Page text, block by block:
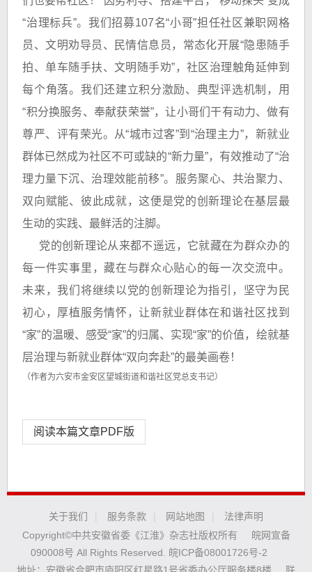
“治理标兵”。我们招募107名“小哥”担任社区兼职网格
员、文明劝导员、民情信息员，常态化开展“隐患随手
拍、单车随手扶、文明随手劝”，社区治理触角延伸到
每个角落。我们还建立积分激励、典型评选机制，用
“积分换服务、奉献获荣誉”，让小哥们干有动力、做有
尊严、评有荣光。从“城市过客”到“治理主力”，新就业
群体已然成为社区不可或缺的“新力量”，有效推动了“治
理力量下沉、治理效能前移”。服务聚心、共治聚力、
双向赋能、彼此成就，这便是党的创新理论在基层最
生动的实践、最鲜活的注脚。
党的创新理论从来都不遥远，它就藏在为群众办的
每一件实事里，藏在与群众心贴心的每一次交流中。
未来，我们将继续以党的创新理论为指引，坚守为民
初心，厚植服务情怀，让新就业群体在和谐社区找到
“家”的温暖、感受“家”的归属、实现“家”的价值，绘就基
层治理与新就业群体“双向奔赴”的最美画卷！
（作者为六安市金安区望城街道和谐社区党总支书记）
阅读本篇文章PDF版
关于我们 服务条款 网站地图
法律声明
Copyright©中共安徽省委《江淮》杂志社版权所有
皖网宣备
090008号 All Rights Reserved.
皖ICP备08001726号-2